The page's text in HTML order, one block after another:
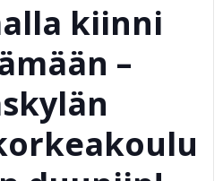
kiinni
–